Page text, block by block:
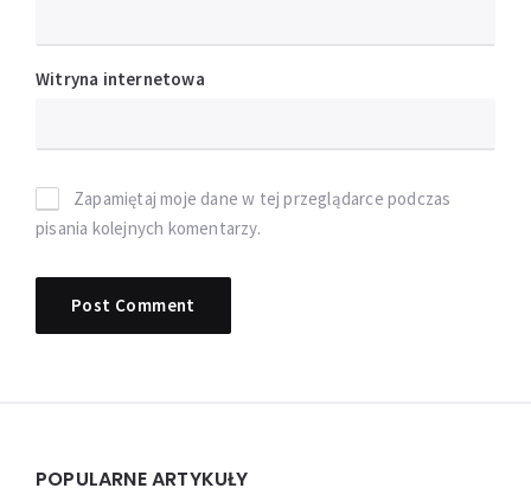
Witryna internetowa
Zapamiętaj moje dane w tej przeglądarce podczas
pisania kolejnych komentarzy.
Widgets
POPULARNE ARTYKUŁY